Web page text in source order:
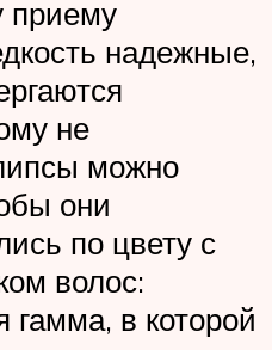
приему
надежные,
не
можно
они
по цвету с
волос:
гамма, в которой